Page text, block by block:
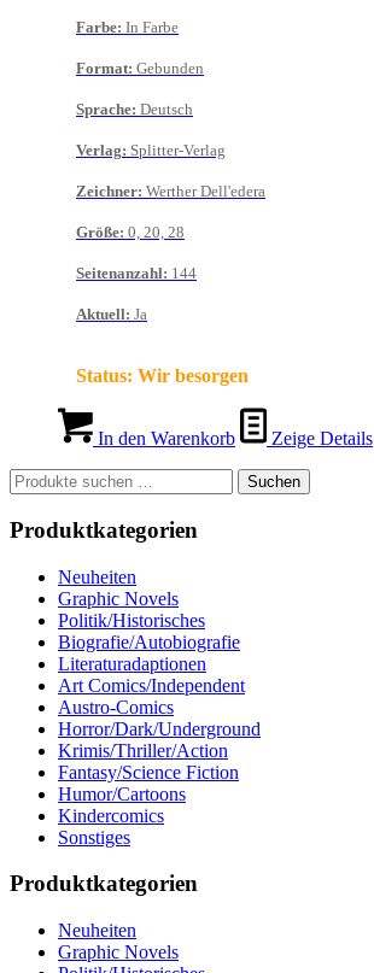
Farbe: In Farbe
Format: Gebunden
Sprache: Deutsch
Verlag: Splitter-Verlag
Zeichner: Werther Dell'edera
Größe: 0, 20, 28
Seitenanzahl: 144
Aktuell: Ja
Status: Wir besorgen
In den Warenkorb
Zeige Details
Suchen
nach:
Suchen
Produktkategorien
Neuheiten
Graphic Novels
Politik/Historisches
Biografie/Autobiografie
Literaturadaptionen
Art Comics/Independent
Austro-Comics
Horror/Dark/Underground
Krimis/Thriller/Action
Fantasy/Science Fiction
Humor/Cartoons
Kindercomics
Sonstiges
Produktkategorien
Neuheiten
Graphic Novels